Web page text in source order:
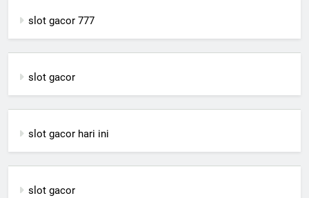
slot gacor 777
slot gacor
slot gacor hari ini
slot gacor